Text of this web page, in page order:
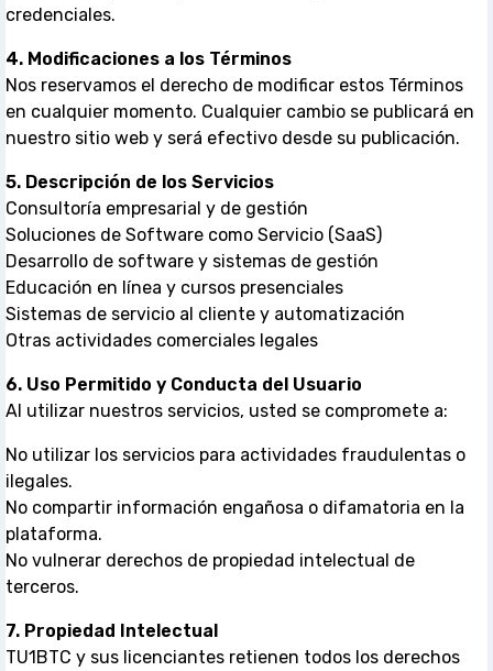
credenciales.
4. Modificaciones a los Términos
Nos reservamos el derecho de modificar estos Términos
en cualquier momento. Cualquier cambio se publicará en
nuestro sitio web y será efectivo desde su publicación.
5. Descripción de los Servicios
Consultoría empresarial y de gestión
Soluciones de Software como Servicio (SaaS)
Desarrollo de software y sistemas de gestión
Educación en línea y cursos presenciales
Sistemas de servicio al cliente y automatización
Otras actividades comerciales legales
6. Uso Permitido y Conducta del Usuario
Al utilizar nuestros servicios, usted se compromete a:
No utilizar los servicios para actividades fraudulentas o
ilegales.
No compartir información engañosa o difamatoria en la
plataforma.
No vulnerar derechos de propiedad intelectual de
terceros.
7. Propiedad Intelectual
TU1BTC y sus licenciantes retienen todos los derechos